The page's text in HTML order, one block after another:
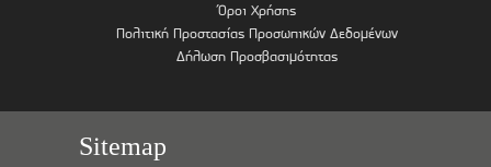
Όροι Χρήσης
Πολιτική Προστασίας Προσωπικών Δεδομένων
Δήλωση Προσβασιμότητας
Sitemap